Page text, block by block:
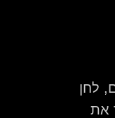
לחן
את